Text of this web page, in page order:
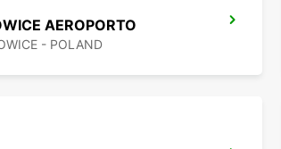
AEROPORTO
- POLAND